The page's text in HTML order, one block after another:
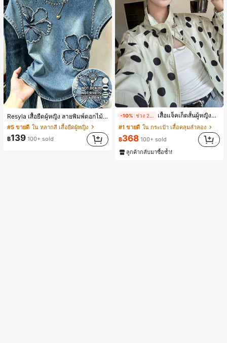
17
Resyla เสื้อยืดผู้หญิง ลายพิมพ์ดอกไม้สีน้ำเงินวินเทจ เสื้อสำหรับออกไปเที่ยวฤดูร้อน ดีไซน์กราฟิก สบายๆ อเนกประสงค์ สวมใส่ประจำวัน กลางแจ้ง ช้อปปิ้ง ท่องเที่ยวกลางแจ้ง
#5 ขายดี ใน หลากสี เสื้อยืดผู้หญิง
฿139 100+ sold
-10% เสื้อแจ็คเก็ตสั้นผู้หญิงสไตล์วินเทจ ลายจุดขนาดใหญ่ คอตั้ง เอวเข้ารูป แขนพอง ทรงหลวม แฟชั่นอเนกประสงค์ สำหรับใส่ประจำวันและไปเที่ยวพักผ่อน
#1 ขายดี ใน กระเป๋า เสื้อคลุมลำลอง
฿368 100+ sold
ลูกค้ากลับมาซื้อซ้ำ!